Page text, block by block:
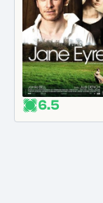
6.5